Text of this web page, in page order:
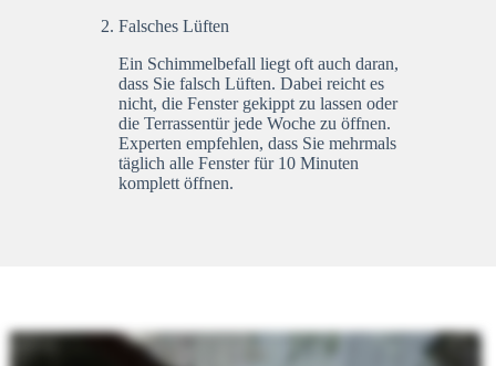
Falsches Lüften
Ein Schimmelbefall liegt oft auch daran,
dass Sie falsch Lüften. Dabei reicht es
nicht, die Fenster gekippt zu lassen oder
die Terrassentür jede Woche zu öffnen.
Experten empfehlen, dass Sie mehrmals
täglich alle Fenster für 10 Minuten
komplett öffnen.